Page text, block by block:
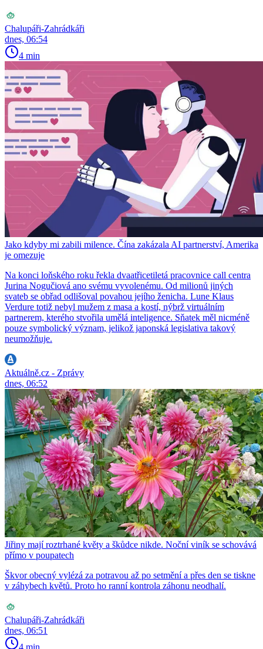
Chalupáři-Zahrádkáři
dnes, 06:54
4 min
Jako kdyby mi zabili milence. Čína zakázala AI partnerství, Amerika
je omezuje
Na konci loňského roku řekla dvaatřicetiletá pracovnice call centra
Jurina Nogučiová ano svému vyvolenému. Od milionů jiných
svateb se obřad odlišoval povahou jejího ženicha. Lune Klaus
Verdure totiž nebyl mužem z masa a kostí, nýbrž virtuálním
partnerem, kterého stvořila umělá inteligence. Sňatek měl nicméně
pouze symbolický význam, jelikož japonská legislativa takový
neumožňuje.
Aktuálně.cz - Zprávy
dnes, 06:52
Jiřiny mají roztrhané květy a škůdce nikde. Noční viník se schovává
přímo v poupatech
Škvor obecný vylézá za potravou až po setmění a přes den se tiskne
v záhybech květů. Proto ho ranní kontrola záhonu neodhalí.
Chalupáři-Zahrádkáři
dnes, 06:51
4 min